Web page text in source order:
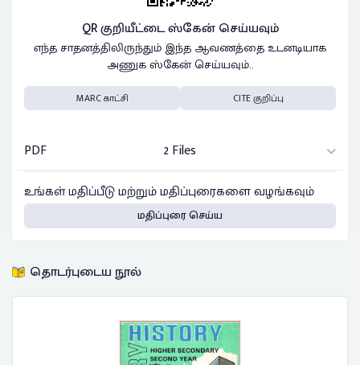
QR குறியீட்டை ஸ்கேன் செய்யவும்
எந்த சாதனத்திலிருந்தும் இந்த ஆவணத்தை உடனடியாக
அணுக ஸ்கேன் செய்யவும்..
MARC காட்சி CITE குறிப்பு
PDF
2 Files
உங்கள் மதிப்பீடு மற்றும் மதிப்புரைகளை வழங்கவும்
மதிப்புரை செய்ய
தொடர்புடைய நூல்